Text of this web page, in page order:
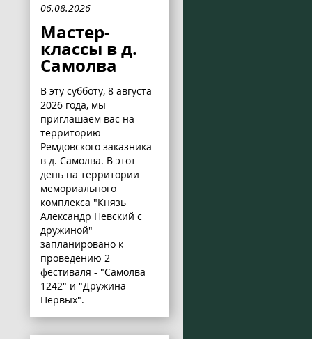
06.08.2026
Мастер-
классы в д.
Самолва
В эту субботу, 8 августа
2026 года, мы
приглашаем вас на
территорию
Ремдовского заказника
в д. Самолва. В этот
день на территории
мемориального
комплекса "Князь
Александр Невский с
дружиной"
запланировано к
проведению 2
фестиваля - "Самолва
1242" и "Дружина
Первых".